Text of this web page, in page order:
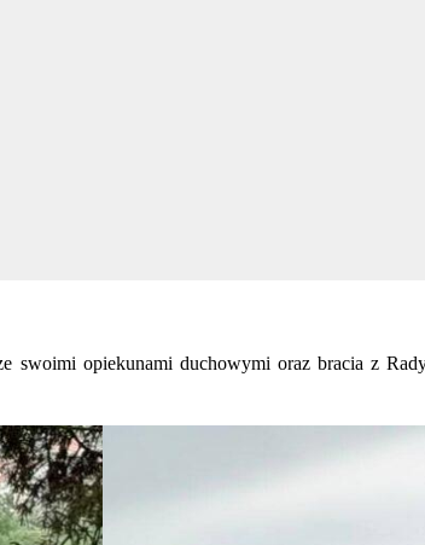
opiekunami duchowymi oraz bracia z